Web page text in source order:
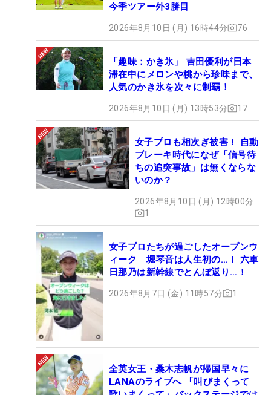
今季ツアー外3勝目
2026年8月10日 (月) 16時44分 76
「趣味：かき氷」 吉田優利が日本
滞在中にメロンや桃から珍味まで、
人気のかき氷を次々に制覇！
2026年8月10日 (月) 13時53分 17
女子プロも相次ぎ被害！ 自動
ブレーキ時代になぜ「信号待
ちの追突事故」は無くならな
いのか？
2026年8月10日 (月) 12時00分
1
女子プロたちが過ごしたオープンウ
ィーク 堀琴音は人生初の…！ 六車
日那乃は新幹線でとんぼ返り…！
2026年8月7日 (金) 11時57分 1
全英女王・桑木志帆が帰国早々に
LANAのライブへ 「叫びまくって